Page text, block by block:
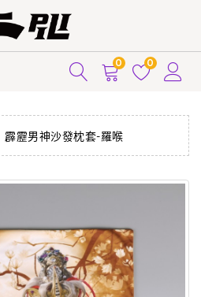
0 0
霹靂男神沙發枕套-羅喉